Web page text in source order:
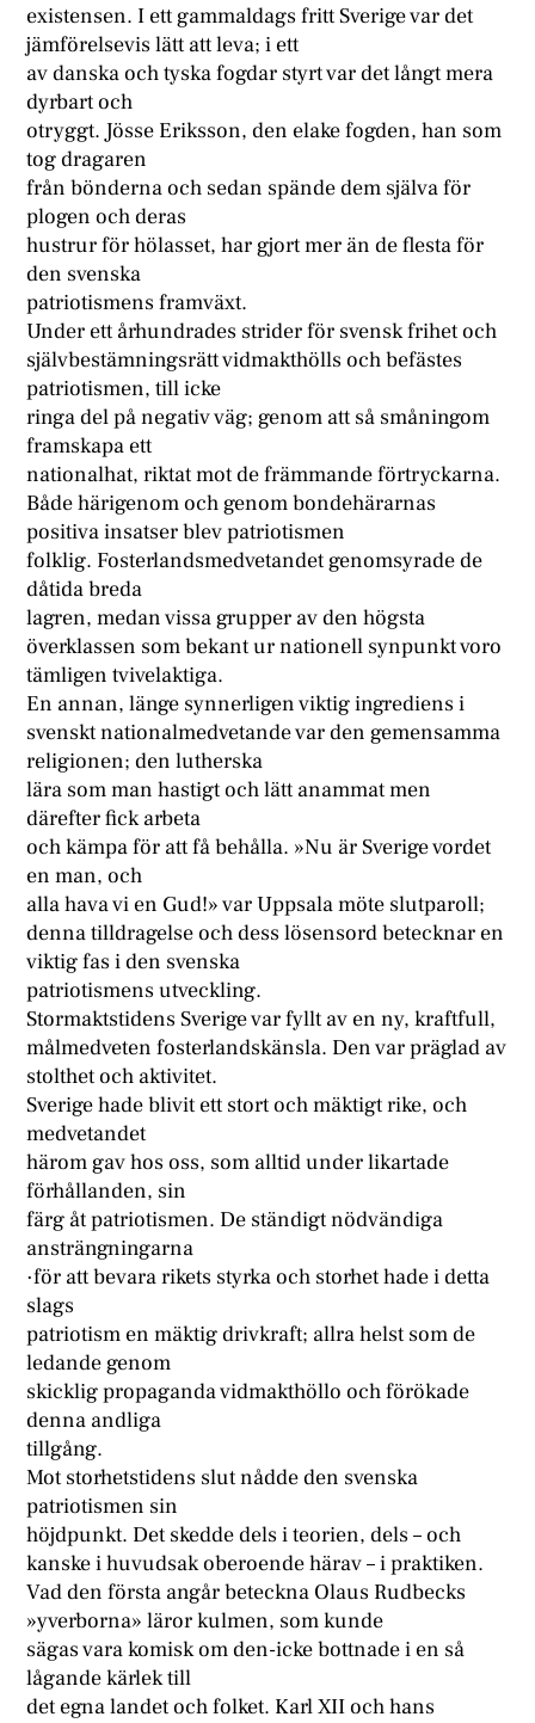
existensen. I ett gammaldags fritt Sverige var det
jämförelsevis lätt att leva; i ett
av danska och tyska fogdar styrt var det långt mera
dyrbart och
otryggt. Jösse Eriksson, den elake fogden, han som
tog dragaren
från bönderna och sedan spände dem själva för
plogen och deras
hustrur för hölasset, har gjort mer än de flesta för
den svenska
patriotismens framväxt.
Under ett århundrades strider för svensk frihet och
självbestämningsrätt vidmakthölls och befästes
patriotismen, till icke
ringa del på negativ väg; genom att så småningom
framskapa ett
nationalhat, riktat mot de främmande förtryckarna.
Både härigenom och genom bondehärarnas
positiva insatser blev patriotismen
folklig. Fosterlandsmedvetandet genomsyrade de
dåtida breda
lagren, medan vissa grupper av den högsta
överklassen som bekant ur nationell synpunkt voro
tämligen tvivelaktiga.
En annan, länge synnerligen viktig ingrediens i
svenskt nationalmedvetande var den gemensamma
religionen; den lutherska
lära som man hastigt och lätt anammat men
därefter fick arbeta
och kämpa för att få behålla. »Nu är Sverige vordet
en man, och
alla hava vi en Gud!» var Uppsala möte slutparoll;
denna tilldragelse och dess lösensord betecknar en
viktig fas i den svenska
patriotismens utveckling.
Stormaktstidens Sverige var fyllt av en ny, kraftfull,
målmedveten fosterlandskänsla. Den var präglad av
stolthet och aktivitet.
Sverige hade blivit ett stort och mäktigt rike, och
medvetandet
härom gav hos oss, som alltid under likartade
förhållanden, sin
färg åt patriotismen. De ständigt nödvändiga
ansträngningarna
·för att bevara rikets styrka och storhet hade i detta
slags
patriotism en mäktig drivkraft; allra helst som de
ledande genom
skicklig propaganda vidmakthöllo och förökade
denna andliga
tillgång.
Mot storhetstidens slut nådde den svenska
patriotismen sin
höjdpunkt. Det skedde dels i teorien, dels – och
kanske i huvudsak oberoende härav – i praktiken.
Vad den första angår beteckna Olaus Rudbecks
»yverborna» läror kulmen, som kunde
sägas vara komisk om den-icke bottnade i en så
lågande kärlek till
det egna landet och folket. Karl XII och hans